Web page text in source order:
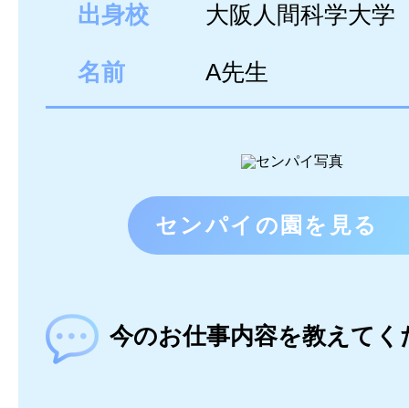
出身校 大阪人間科学大学
名前 A先生
センパイの園を見る
今のお仕事内容を教えてく